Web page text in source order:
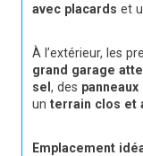
avec placards et
À l’extérieur, les
grand garage
sel , des
un terrain clos et
Emplacement